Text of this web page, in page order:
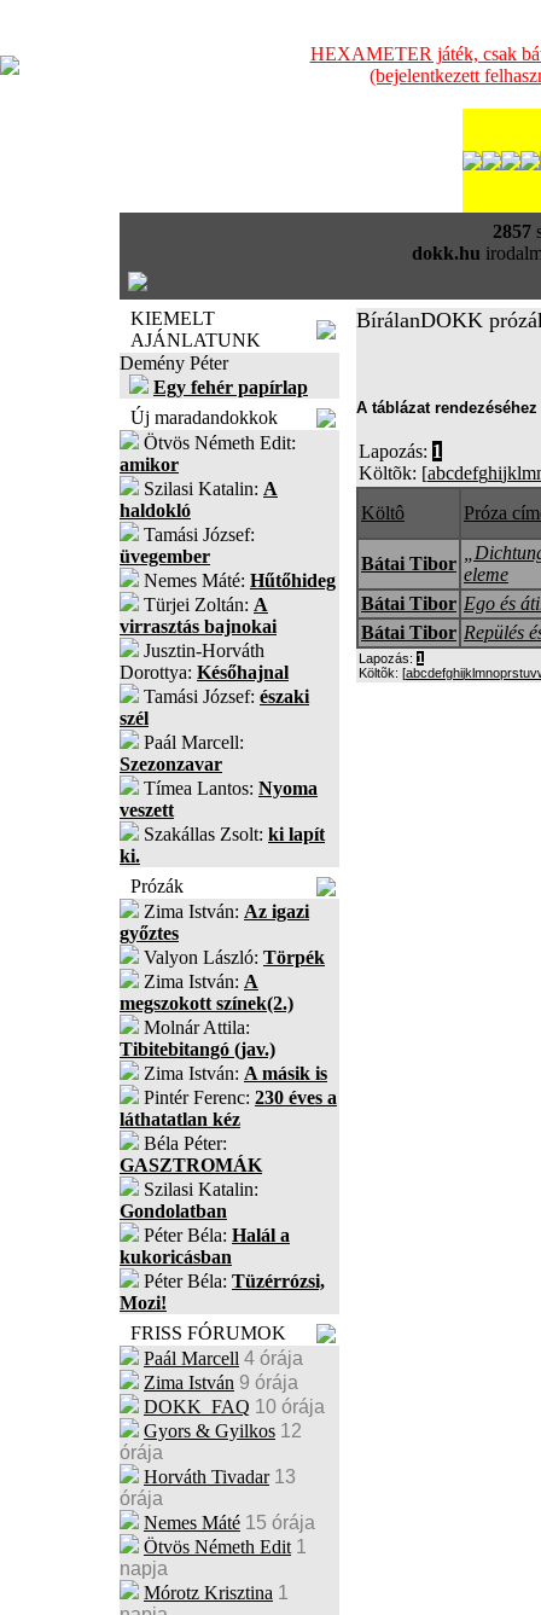
HEXAMETER játék, csak
(bejelentkezett
2857
dokk.hu
KIEMELT
AJÁNLATUNK
Demény Péter
Egy fehér papírlap
Új maradandokkok
Ötvös Németh Edit:
amikor
Szilasi Katalin: A
haldokló
Tamási József:
üvegember
Nemes Máté: Hűtőhideg
Türjei Zoltán: A
virrasztás bajnokai
Jusztin-Horváth
Dorottya: Későhajnal
Tamási József: északi
szél
Paál Marcell:
Szezonzavar
Tímea Lantos: Nyoma
veszett
Szakállas Zsolt: ki lapít
ki.
Prózák
Zima István: Az igazi
győztes
Valyon László: Törpék
Zima István: A
megszokott színek(2.)
Molnár Attila:
Tibitebitangó (jav.)
Zima István: A másik is
Pintér Ferenc: 230 éves a
láthatatlan kéz
Béla Péter:
GASZTROMÁK
Szilasi Katalin:
Gondolatban
Péter Béla: Halál a
kukoricásban
Péter Béla: Tüzérrózsi,
Mozi!
FRISS FÓRUMOK
Paál Marcell 4 órája
Zima István 9 órája
DOKK_FAQ 10 órája
Gyors & Gyilkos 12
órája
Horváth Tivadar 13
órája
Nemes Máté 15 órája
Ötvös Németh Edit 1
napja
Mórotz Krisztina 1
BírálanDOKK
A táblázat
Lapozás: 1
Költõk: [abcdefghijklm
Költô
Próza
Bátai Tibor
eleme
Bátai Tibor Ego és
Bátai Tibor Repülés
Lapozás: 1
Költõk: [abcdefghijklmnoprstuv